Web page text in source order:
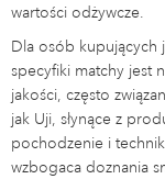
wartości odżywcze.
Dla osób kupujących
specyfiki matchy jest
jakości, często
jak Uji, słynące z
pochodzenie i
wzbogaca doznania